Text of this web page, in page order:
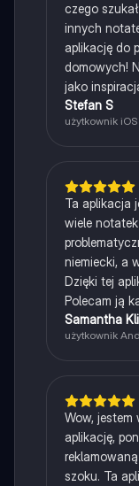
czego
innych
aplikację do
domowych!
jako
Stefan S
użytkownik iOS
Ta aplikacja
wiele
niemiecki, a
Dzięki tej
Polecam ją
Samantha
użytkownik
Wow, jestem
aplikację,
szoku. Ta